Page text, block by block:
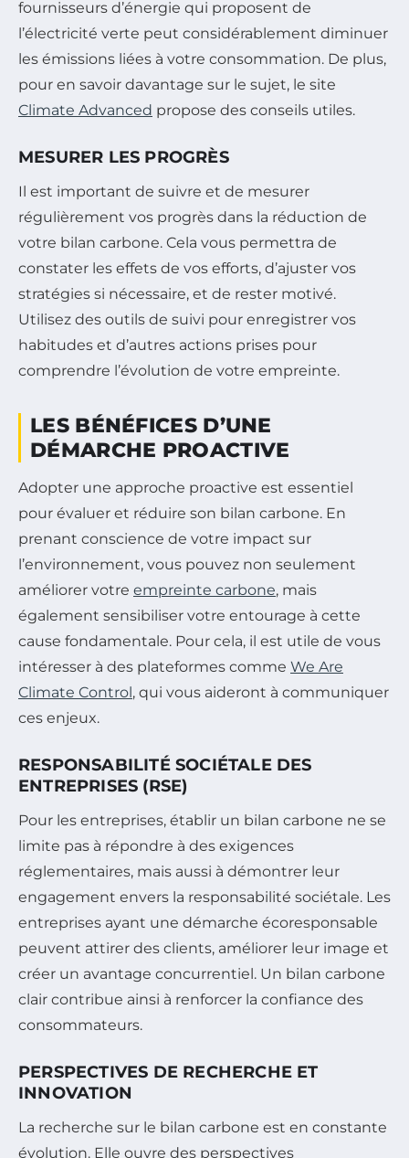
fournisseurs d’énergie qui proposent de
l’électricité verte peut considérablement diminuer
les émissions liées à votre consommation. De plus,
pour en savoir davantage sur le sujet, le site
Climate Advanced propose des conseils utiles.
MESURER LES PROGRÈS
Il est important de suivre et de mesurer
régulièrement vos progrès dans la réduction de
votre bilan carbone. Cela vous permettra de
constater les effets de vos efforts, d’ajuster vos
stratégies si nécessaire, et de rester motivé.
Utilisez des outils de suivi pour enregistrer vos
habitudes et d’autres actions prises pour
comprendre l’évolution de votre empreinte.
LES BÉNÉFICES D’UNE
DÉMARCHE PROACTIVE
Adopter une approche proactive est essentiel
pour évaluer et réduire son bilan carbone. En
prenant conscience de votre impact sur
l’environnement, vous pouvez non seulement
améliorer votre empreinte carbone, mais
également sensibiliser votre entourage à cette
cause fondamentale. Pour cela, il est utile de vous
intéresser à des plateformes comme We Are
Climate Control, qui vous aideront à communiquer
ces enjeux.
RESPONSABILITÉ SOCIÉTALE DES
ENTREPRISES (RSE)
Pour les entreprises, établir un bilan carbone ne se
limite pas à répondre à des exigences
réglementaires, mais aussi à démontrer leur
engagement envers la responsabilité sociétale. Les
entreprises ayant une démarche écoresponsable
peuvent attirer des clients, améliorer leur image et
créer un avantage concurrentiel. Un bilan carbone
clair contribue ainsi à renforcer la confiance des
consommateurs.
PERSPECTIVES DE RECHERCHE ET
INNOVATION
La recherche sur le bilan carbone est en constante
évolution. Elle ouvre des perspectives